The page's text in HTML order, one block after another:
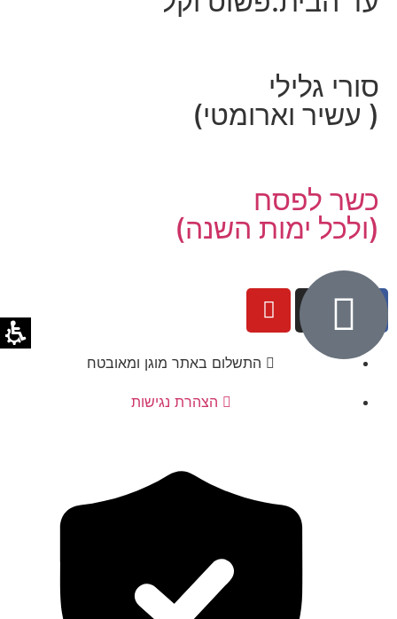
סורי גלילי
( עשיר וארומטי)
כשר לפסח
(ולכל ימות השנה)
התשלום באתר מוגן ומאובטח
הצהרת נגישות